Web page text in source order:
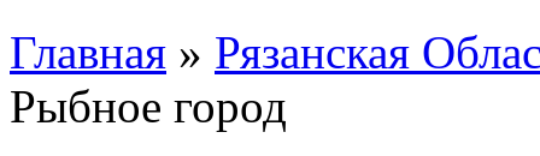
Главная » Рязанская
Рыбное город